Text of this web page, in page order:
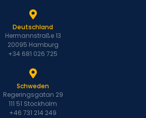
Deutschland
Hermannstraße 13
20095 Hamburg
+34 681 026 725
Schweden
Regeringsgatan 29
111 51 Stockholm
+46 731 214 249